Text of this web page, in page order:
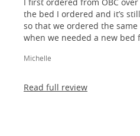
the bed I ordered and it’s
so that we ordered the
when we needed a new
Michelle
Read full review